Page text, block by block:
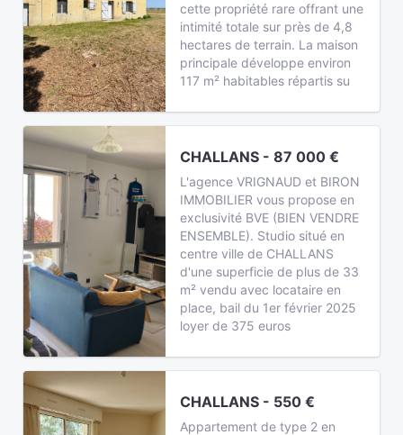
cette propriété rare offrant une
intimité totale sur près de 4,8
hectares de terrain. La maison
principale développe environ
117 m² habitables répartis su
CHALLANS - 87 000 €
L'agence VRIGNAUD et BIRON
IMMOBILIER vous propose en
exclusivité BVE (BIEN VENDRE
ENSEMBLE). Studio situé en
centre ville de CHALLANS
d'une superficie de plus de 33
m² vendu avec locataire en
place, bail du 1er février 2025
loyer de 375 euros
CHALLANS - 550 €
Appartement de type 2 en